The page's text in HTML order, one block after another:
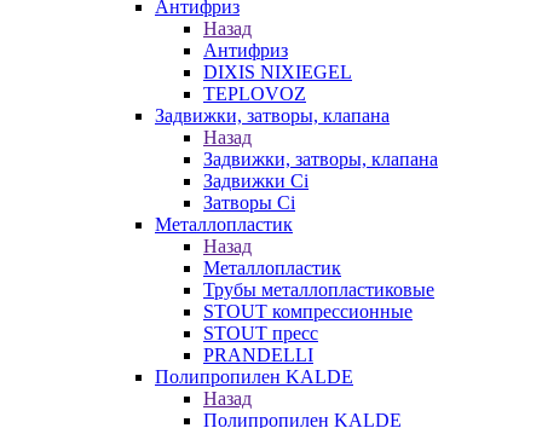
Антифриз
Назад
Антифриз
DIXIS NIXIEGEL
TEPLOVOZ
Задвижки, затворы, клапана
Назад
Задвижки, затворы, клапана
Задвижки Ci
Затворы Ci
Металлопластик
Назад
Металлопластик
Трубы металлопластиковые
STOUT компрессионные
STOUT пресс
PRANDELLI
Полипропилен KALDE
Назад
Полипропилен KALDE